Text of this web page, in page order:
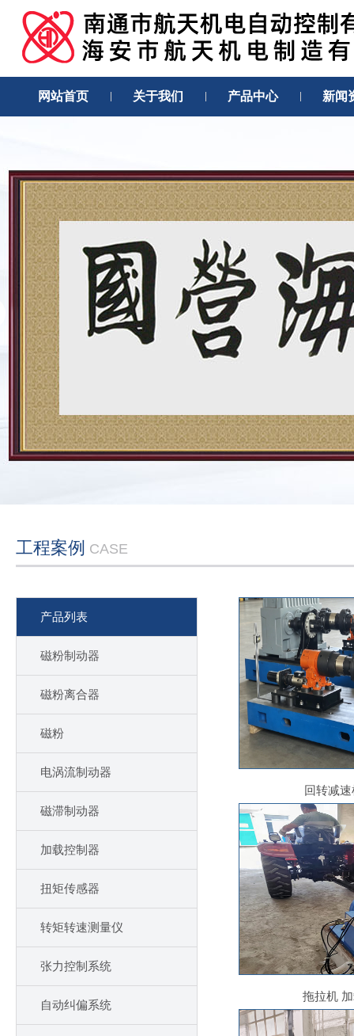
网站首页 关于我们 产品中心 新闻
工程案例 CASE
产品列表
磁粉制动器
磁粉离合器
磁粉
电涡流制动器
磁滞制动器
加载控制器
扭矩传感器
转矩转速测量仪
张力控制系统
自动纠偏系统
回转减
拖拉机